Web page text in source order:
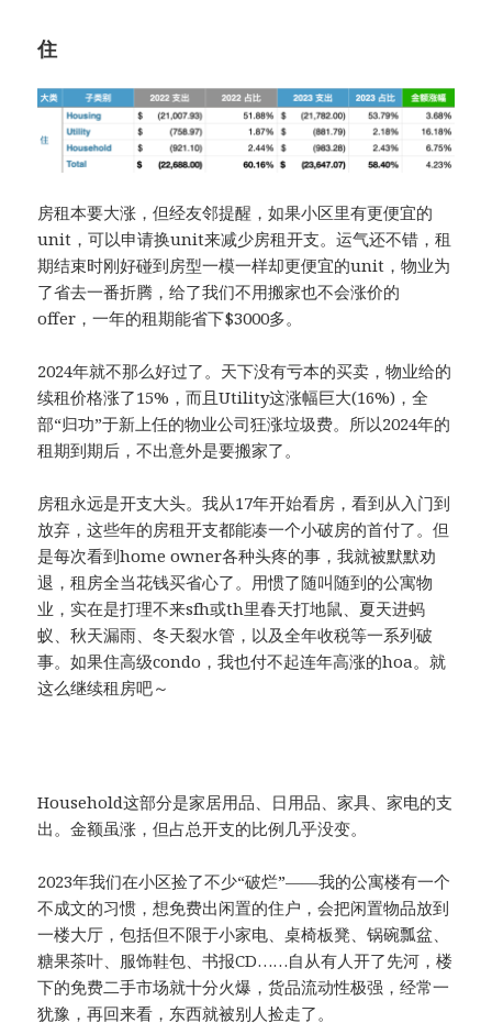
住
房租本要大涨，但经友邻提醒，如果小区里有更便宜的
unit，可以申请换unit来减少房租开支。运气还不错，租
期结束时刚好碰到房型一模一样却更便宜的unit，物业为
了省去一番折腾，给了我们不用搬家也不会涨价的
offer，一年的租期能省下$3000多。
2024年就不那么好过了。天下没有亏本的买卖，物业给的
续租价格涨了15%，而且Utility这涨幅巨大(16%)，全
部“归功”于新上任的物业公司狂涨垃圾费。所以2024年的
租期到期后，不出意外是要搬家了。
房租永远是开支大头。我从17年开始看房，看到从入门到
放弃，这些年的房租开支都能凑一个小破房的首付了。但
是每次看到home owner各种头疼的事，我就被默默劝
退，租房全当花钱买省心了。用惯了随叫随到的公寓物
业，实在是打理不来sfh或th里春天打地鼠、夏天进蚂
蚁、秋天漏雨、冬天裂水管，以及全年收税等一系列破
事。如果住高级condo，我也付不起连年高涨的hoa。就
这么继续租房吧～
Household这部分是家居用品、日用品、家具、家电的支
出。金额虽涨，但占总开支的比例几乎没变。
2023年我们在小区捡了不少“破烂”——我的公寓楼有一个
不成文的习惯，想免费出闲置的住户，会把闲置物品放到
一楼大厅，包括但不限于小家电、桌椅板凳、锅碗瓢盆、
糖果茶叶、服饰鞋包、书报CD……自从有人开了先河，楼
下的免费二手市场就十分火爆，货品流动性极强，经常一
犹豫，再回来看，东西就被别人捡走了。